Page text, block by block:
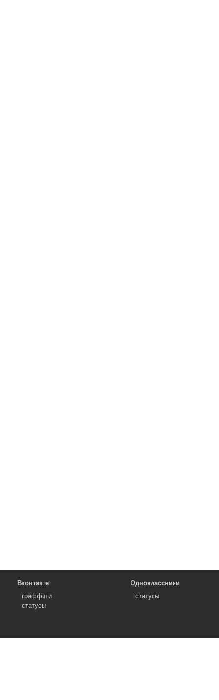
Вконтакте
граффити
статусы
Одноклассники
статусы